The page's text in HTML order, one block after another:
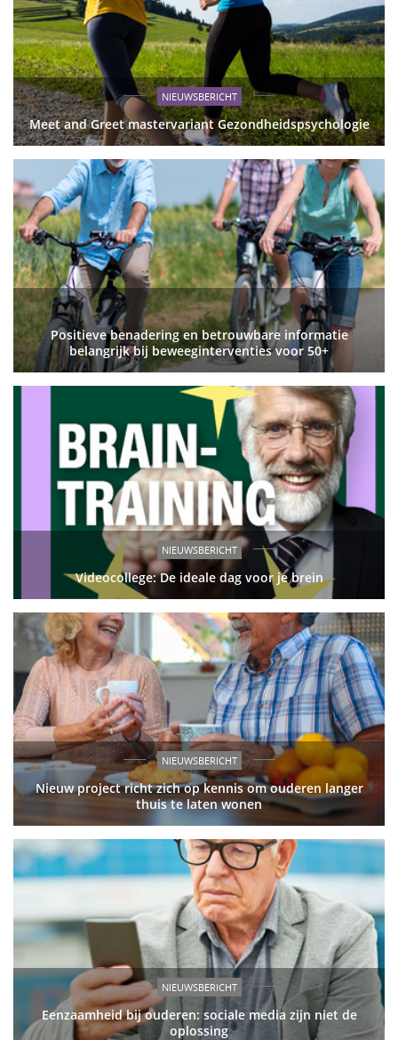
NIEUWSBERICHT
Meet and Greet mastervariant Gezondheidspsychologie
Positieve benadering en betrouwbare informatie
belangrijk bij beweeginterventies voor 50+
NIEUWSBERICHT
Videocollege: De ideale dag voor je brein
NIEUWSBERICHT
Nieuw project richt zich op kennis om ouderen langer
thuis te laten wonen
NIEUWSBERICHT
Eenzaamheid bij ouderen: sociale media zijn niet de
oplossing